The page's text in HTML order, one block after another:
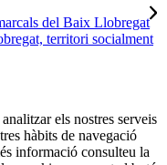
del Baix Llobregat
territori socialment
els nostres serveis
hàbits de navegació
informació consulteu la